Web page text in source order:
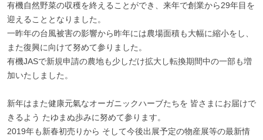
有機自然野菜の収穫を終えることができ、来年で創業から29年目を
迎えることとなりました。
一昨年の台風被害の影響から昨年には農場面積も大幅に縮小をし、
また復興に向けて努めて参りました。
有機JASで新規申請の農地も少しだけ拡大し転換期間中の一部も増
加いたしました。
新年はまた健康元氣なオーガニックハーブたちを 皆さまにお届けで
きるよう たゆまぬ歩みに努めて参ります。
2019年も新春初売りから そして今後出展予定の物産展等の最新情